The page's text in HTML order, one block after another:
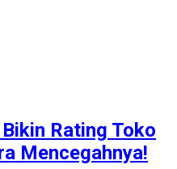
Rating Toko
Mencegahnya!